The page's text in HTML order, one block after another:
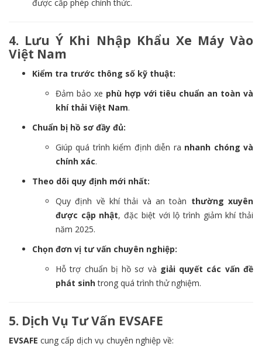
được cấp phép chính thức.
4. Lưu Ý Khi Nhập Khẩu Xe Máy Vào
Việt Nam
Kiểm tra trước thông số kỹ thuật:
Đảm bảo xe phù hợp với tiêu chuẩn an toàn và
khí thải Việt Nam.
Chuẩn bị hồ sơ đầy đủ:
Giúp quá trình kiểm định diễn ra nhanh chóng và
chính xác.
Theo dõi quy định mới nhất:
Quy định về khí thải và an toàn thường xuyên
được cập nhật, đặc biệt với lộ trình giảm khí thải
năm 2025.
Chọn đơn vị tư vấn chuyên nghiệp:
Hỗ trợ chuẩn bị hồ sơ và giải quyết các vấn đề
phát sinhtrong quá trình thử nghiệm.
5. Dịch Vụ Tư Vấn EVSAFE
EVSAFE cung cấp dịch vụ chuyên nghiệp về: